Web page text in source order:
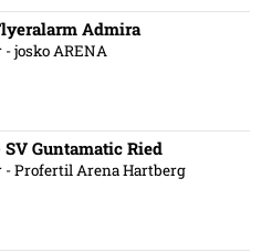
Admira
- josko ARENA
Guntamatic Ried
- Profertil Arena Hartberg